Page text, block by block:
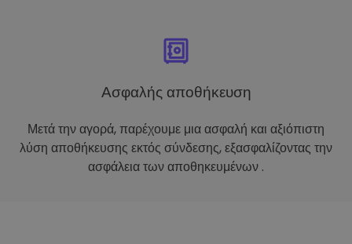
Ασφαλής αποθήκευση
Μετά την αγορά, παρέχουμε μια ασφαλή και αξιόπιστη
λύση αποθήκευσης εκτός σύνδεσης, εξασφαλίζοντας την
ασφάλεια των αποθηκευμένων .